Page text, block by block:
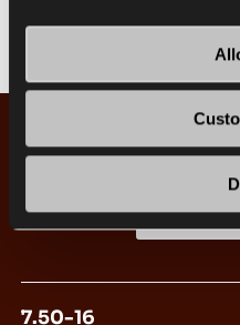
Ok200
ALLE
7.50-16